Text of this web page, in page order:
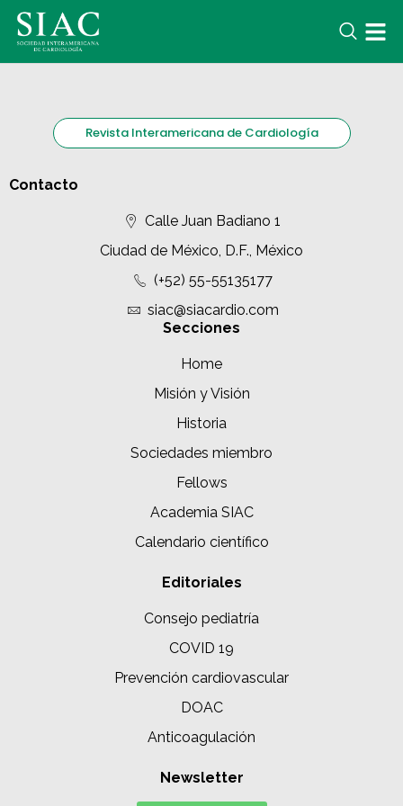
Revista Interamericana de Cardiología
Contacto
Calle Juan Badiano 1
Ciudad de México, D.F., México
(+52) 55-55135177
siac@siacardio.com
Secciones
Home
Misión y Visión
Historia
Sociedades miembro
Fellows
Academia SIAC
Calendario científico
Editoriales
Consejo pediatría
COVID 19
Prevención cardiovascular
DOAC
Anticoagulación
Newsletter